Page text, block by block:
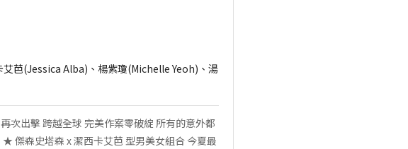
芭(Jessica Alba)、楊紫瓊(Michelle Yeoh)、湯
出擊 跨越全球 完美作案零破綻 所有的意外都
傑森史塔森 x 潔西卡艾芭 型男美女組合 今夏最